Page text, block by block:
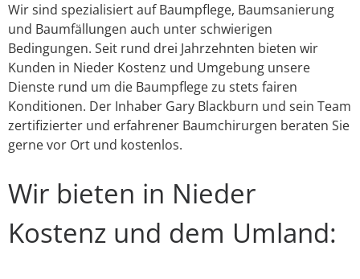
Wir sind spezialisiert auf Baumpflege, Baumsanierung
und Baumfällungen auch unter schwierigen
Bedingungen. Seit rund drei Jahrzehnten bieten wir
Kunden in Nieder Kostenz und Umgebung unsere
Dienste rund um die Baumpflege zu stets fairen
Konditionen. Der Inhaber Gary Blackburn und sein Team
zertifizierter und erfahrener Baumchirurgen beraten Sie
gerne vor Ort und kostenlos.
Wir bieten in Nieder
Kostenz und dem Umland: